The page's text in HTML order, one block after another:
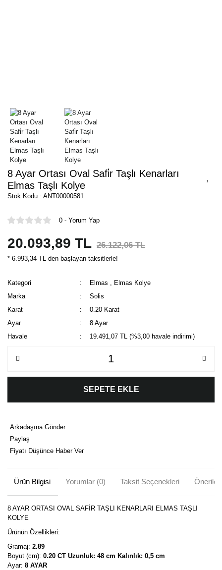
8 Ayar Ortası Oval Safi̇r Taşlı Kenarları
Elmas Taşlı Kolye
Stok Kodu : ANT00000581
0 - Yorum Yap
20.093,89 TL 26.122,06 TL
* 6.993,34 TL den başlayan taksitlerle!
Kategori Elmas
Elmas Kolye
Marka
Solis
Karat
0.20 Karat
Ayar
8 Ayar
Havale
19.491,07 TL (%3,00 havale indirimi)
SEPETE EKLE
Arkadaşına Gönder
Paylaş
Fiyatı Düşünce Haber Ver
Ürün Bilgisi Yorumlar (0) Taksit Seçenekleri
8 AYAR ORTASI OVAL SAFİR TAŞLI KENARLARI ELMAS TAŞLI
KOLYE
Ürünün Özellikleri:
Gramaj: 2.89
Boyut (cm): 0.20 CT Uzunluk: 48 cm Kalınlık: 0,5 cm
Ayar: 8 AYAR